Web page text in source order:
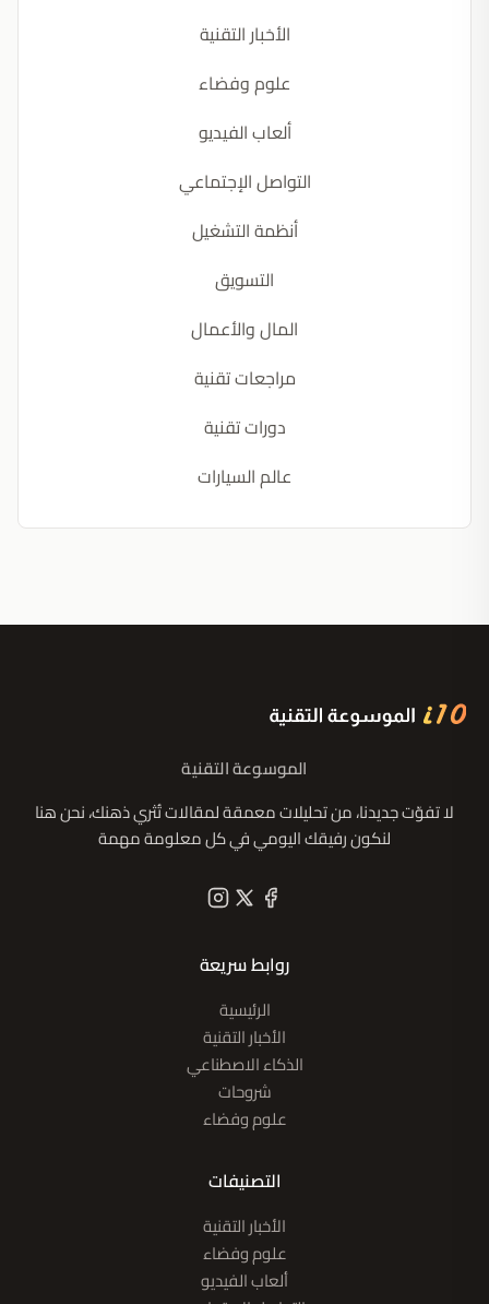
الأخبار التقنية
علوم وفضاء
ألعاب الفيديو
التواصل الإجتماعي
أنظمة التشغيل
التسويق
المال والأعمال
مراجعات تقنية
دورات تقنية
عالم السيارات
الموسوعة التقنية
لا تفوّت جديدنا، من تحليلات معمقة لمقالات تُثري ذهنك، نحن هنا
لنكون رفيقك اليومي في كل معلومة مهمة
روابط سريعة
الرئيسية
الأخبار التقنية
الذكاء الاصطناعي
شروحات
علوم وفضاء
التصنيفات
الأخبار التقنية
علوم وفضاء
ألعاب الفيديو